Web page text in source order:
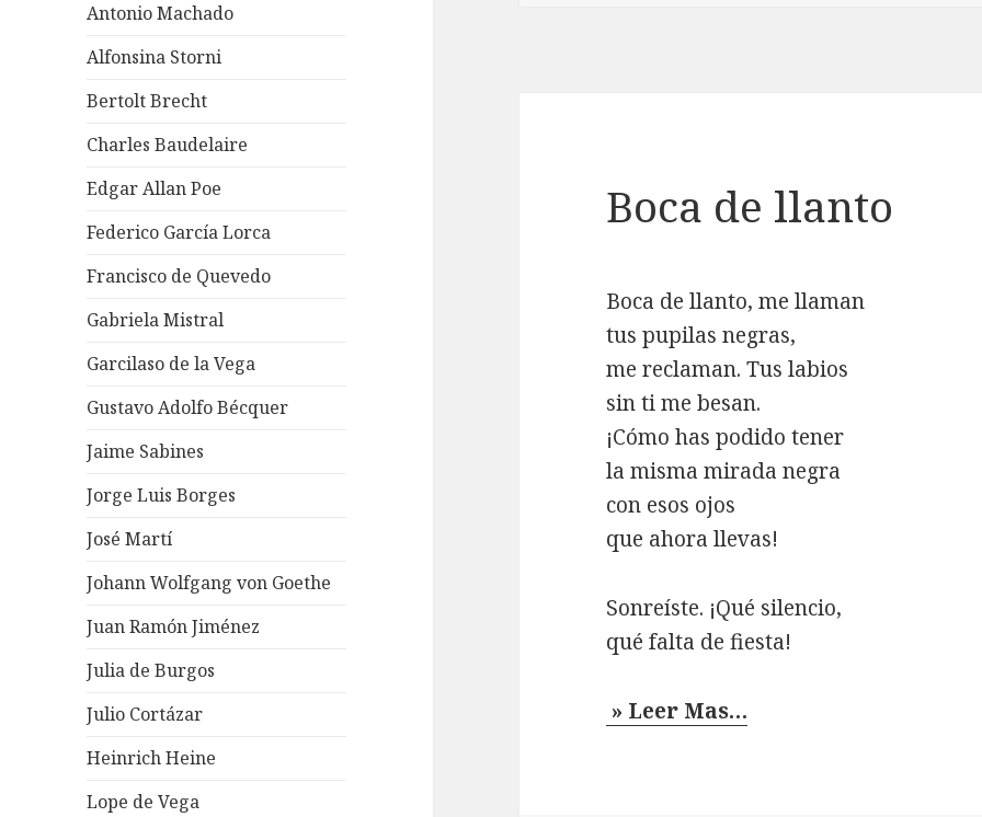
Antonio Machado
Alfonsina Storni
Bertolt Brecht
Charles Baudelaire
Edgar Allan Poe
Federico García Lorca
Francisco de Quevedo
Gabriela Mistral
Garcilaso de la Vega
Gustavo Adolfo Bécquer
Jaime Sabines
Jorge Luis Borges
José Martí
Johann Wolfgang von Goethe
Juan Ramón Jiménez
Julia de Burgos
Julio Cortázar
Heinrich Heine
Lope de Vega
Boca de llanto
Boca de llanto, me llaman
tus pupilas negras,
me reclaman. Tus labios
sin ti me besan.
¡Cómo has podido tener
la misma mirada negra
con esos ojos
que ahora llevas!
Sonreíste. ¡Qué silencio,
qué falta de fiesta!
» Leer Mas…